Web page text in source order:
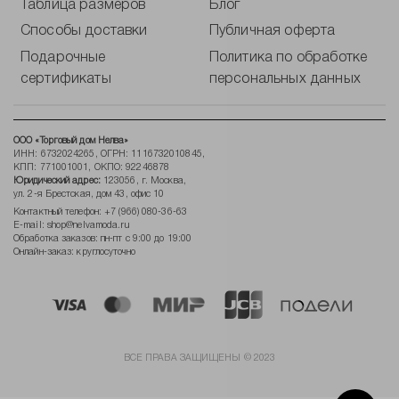
Таблица размеров Блог
Способы доставки Публичная оферта
Подарочные
сертификаты
Политика по обработке
персональных данных
ООО «Торговый дом Нелва»
ИНН: 6732024265, ОГРН: 1116732010845,
КПП: 771001001, ОКПО: 92246878
Юридический адрес:123056, г. Москва,
ул. 2-я Брестская, дом 43, офис 10
Контактный телефон: +7 (966) 080-36-63
E-mail: shop@nelvamoda.ru
Обработка заказов: пн-пт с 9:00 до 19:00
Онлайн-заказ: круглосуточно
ВСЕ ПРАВА ЗАЩИЩЕНЫ © 2023